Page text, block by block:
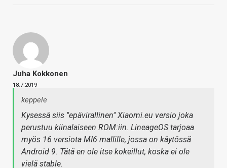
Juha Kokkonen
18.7.2019
keppele
Kysessä siis "epävirallinen" Xiaomi.eu versio joka
perustuu kiinalaiseen ROM:iin. LineageOS tarjoaa
myös 16 versiota MI6 mallille, jossa on käytössä
Android 9. Tätä en ole itse kokeillut, koska ei ole
vielä stable.